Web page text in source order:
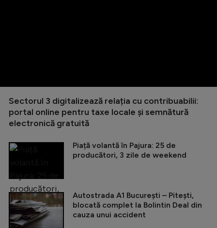
Sectorul 3 digitalizează relația cu contribuabilii:
portal online pentru taxe locale și semnătură
electronică gratuită
Piață volantă în Pajura: 25 de
producători, 3 zile de weekend
Autostrada A1 București – Pitești,
blocată complet la Bolintin Deal din
cauza unui accident